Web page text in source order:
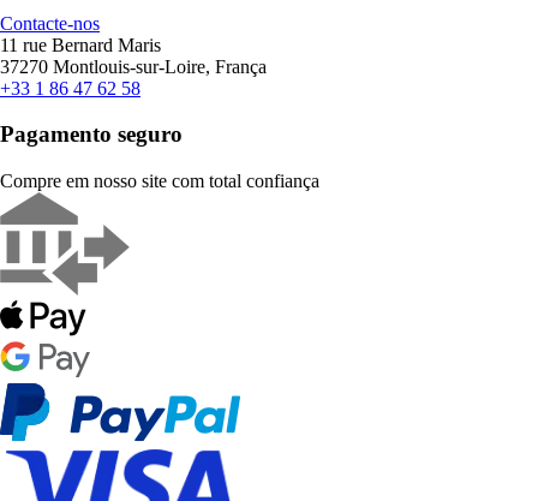
Contacte-nos
11 rue Bernard Maris
37270 Montlouis-sur-Loire, França
+33 1 86 47 62 58
Pagamento seguro
Compre em nosso site com total confiança